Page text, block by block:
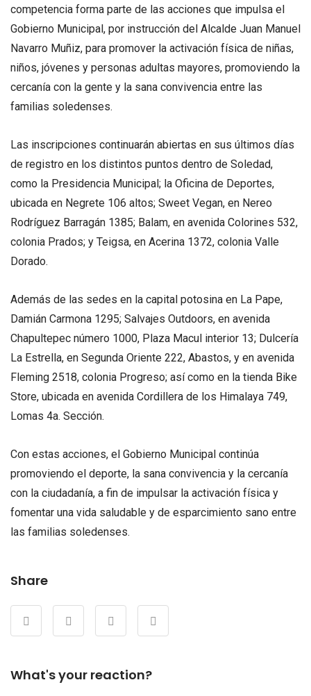
competencia forma parte de las acciones que impulsa el
Gobierno Municipal, por instrucción del Alcalde Juan Manuel
Navarro Muñiz, para promover la activación física de niñas,
niños, jóvenes y personas adultas mayores, promoviendo la
cercanía con la gente y la sana convivencia entre las
familias soledenses.
Las inscripciones continuarán abiertas en sus últimos días
de registro en los distintos puntos dentro de Soledad,
como la Presidencia Municipal; la Oficina de Deportes,
ubicada en Negrete 106 altos; Sweet Vegan, en Nereo
Rodríguez Barragán 1385; Balam, en avenida Colorines 532,
colonia Prados; y Teigsa, en Acerina 1372, colonia Valle
Dorado.
Además de las sedes en la capital potosina en La Pape,
Damián Carmona 1295; Salvajes Outdoors, en avenida
Chapultepec número 1000, Plaza Macul interior 13; Dulcería
La Estrella, en Segunda Oriente 222, Abastos, y en avenida
Fleming 2518, colonia Progreso; así como en la tienda Bike
Store, ubicada en avenida Cordillera de los Himalaya 749,
Lomas 4a. Sección.
Con estas acciones, el Gobierno Municipal continúa
promoviendo el deporte, la sana convivencia y la cercanía
con la ciudadanía, a fin de impulsar la activación física y
fomentar una vida saludable y de esparcimiento sano entre
las familias soledenses.
Share
What's your reaction?